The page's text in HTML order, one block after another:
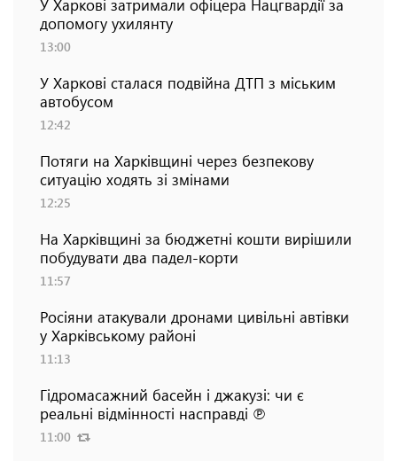
У Харкові затримали офіцера Нацгвардії за
допомогу ухилянту
13:00
У Харкові сталася подвійна ДТП з міським
автобусом
12:42
Потяги на Харківщині через безпекову
ситуацію ходять зі змінами
12:25
На Харківщині за бюджетні кошти вирішили
побудувати два падел-корти
11:57
Росіяни атакували дронами цивільні автівки
у Харківському районі
11:13
Гідромасажний басейн і джакузі: чи є
реальні відмінності насправді ℗
11:00